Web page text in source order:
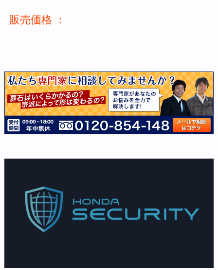
販売価格 ：